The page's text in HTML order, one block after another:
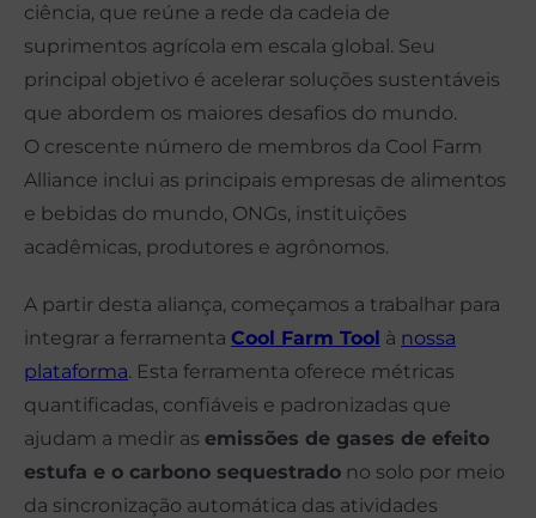
ciência, que reúne a rede da cadeia de
suprimentos agrícola em escala global. Seu
principal objetivo é acelerar soluções sustentáveis
que abordem os maiores desafios do mundo.
O crescente número de membros da Cool Farm
Alliance inclui as principais empresas de alimentos
e bebidas do mundo, ONGs, instituições
acadêmicas, produtores e agrônomos.
A partir desta aliança, começamos a trabalhar para
integrar a ferramenta Cool Farm Tool à nossa
plataforma. Esta ferramenta oferece métricas
quantificadas, confiáveis e padronizadas que
ajudam a medir as emissões de gases de efeito
estufa e o carbono sequestrado no solo por meio
da sincronização automática das atividades